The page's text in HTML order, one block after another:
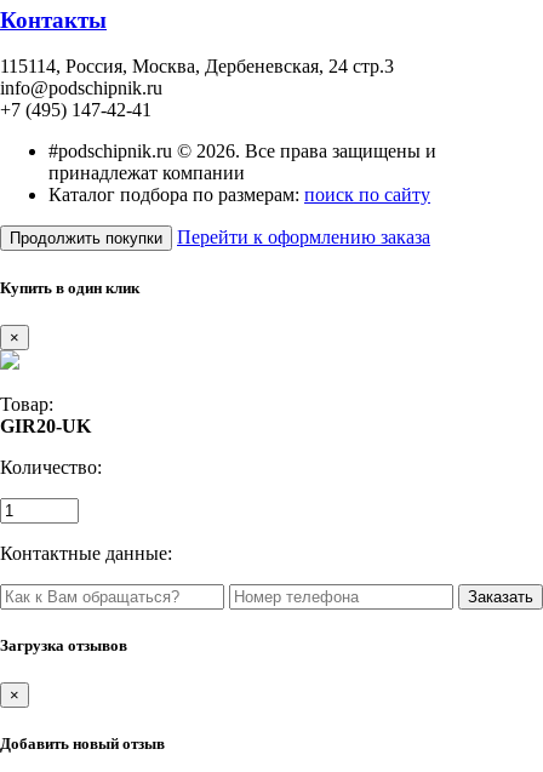
Контакты
115114, Россия, Москва, Дербеневская, 24 стр.3
info@podschipnik.ru
+7 (495) 147-42-41
#podschipnik.ru © 2026. Все права защищены и
принадлежат компании
Каталог подбора по размерам: поиск по сайту
Продолжить покупки Перейти к оформлению заказа
Купить в один клик
×
Товар:
GIR20-UK
Количество:
Контактные данные:
Загрузка отзывов
×
Добавить новый отзыв